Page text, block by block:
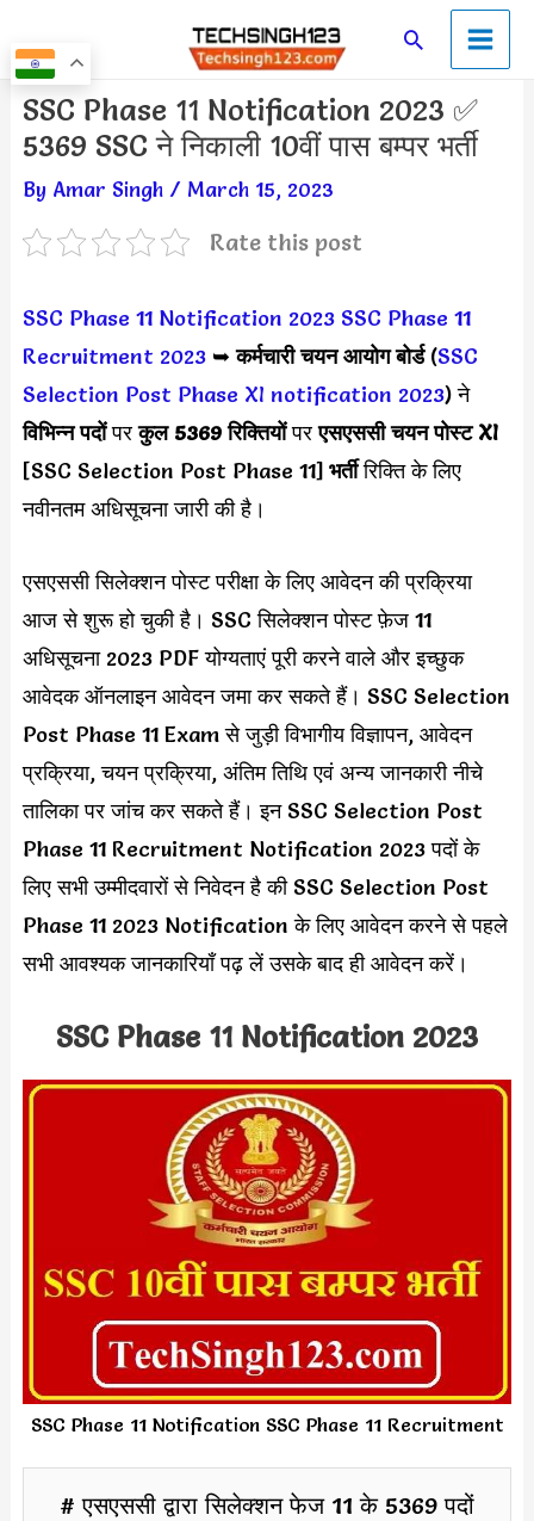
to
content
SearchMain
Menu
SSC Phase 11 Notification 2023 ✅
5369 SSC ने निकाली 10वीं पास बम्पर भर्ती
By Amar Singh / March 15, 2023
Rate this post
SSC Phase 11 Notification 2023 SSC Phase 11
Recruitment 2023 ➥कर्मचारी चयन आयोग बोर्ड(SSC
Selection Post Phase XI notification 2023) ने
विभिन्न पदोंपरकुल 5369 रिक्तियोंपरएसएससी चयन पोस्ट XI
[SSC Selection Post Phase 11] भर्तीरिक्ति के लिए
नवीनतम अधिसूचना जारी की है।
एसएससी सिलेक्शन पोस्ट परीक्षा के लिए आवेदन की प्रक्रिया
आज से शुरू हो चुकी है। SSC सिलेक्शन पोस्ट फ़ेज 11
अधिसूचना 2023 PDF योग्यताएं पूरी करने वाले और इच्छुक
आवेदक ऑनलाइन आवेदन जमा कर सकते हैं। SSC Selection
Post Phase 11 Exam से जुड़ी विभागीय विज्ञापन, आवेदन
प्रक्रिया, चयन प्रक्रिया, अंतिम तिथि एवं अन्य जानकारी नीचे
तालिका पर जांच कर सकते हैं। इन SSC Selection Post
Phase 11 Recruitment Notification 2023 पदों के
लिए सभी उम्मीदवारों से निवेदन है की SSC Selection Post
Phase 11 2023 Notification के लिए आवेदन करने से पहले
सभी आवश्यक जानकारियाँ पढ़ लें उसके बाद ही आवेदन करें।
SSC Phase 11 Notification 2023
SSC Phase 11 Notification SSC Phase 11 Recruitment
# एसएससी द्वारा सिलेक्शन फेज 11 के 5369 पदों
Post
navigation